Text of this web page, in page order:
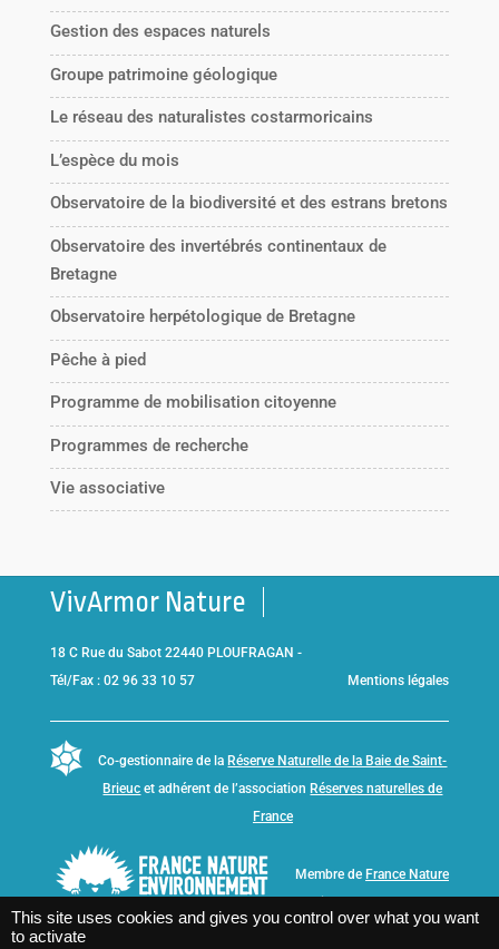
Gestion des espaces naturels
Groupe patrimoine géologique
Le réseau des naturalistes costarmoricains
L’espèce du mois
Observatoire de la biodiversité et des estrans bretons
Observatoire des invertébrés continentaux de
Bretagne
Observatoire herpétologique de Bretagne
Pêche à pied
Programme de mobilisation citoyenne
Programmes de recherche
Vie associative
VivArmor Nature
18 C Rue du Sabot 22440 PLOUFRAGAN -
Tél/Fax : 02 96 33 10 57
Mentions légales
Co-gestionnaire de la Réserve Naturelle de la Baie de Saint-
Brieuc et adhérent de l’association Réserves naturelles de
France
Membre de France Nature
This site uses cookies and gives you control over what you want
to activate